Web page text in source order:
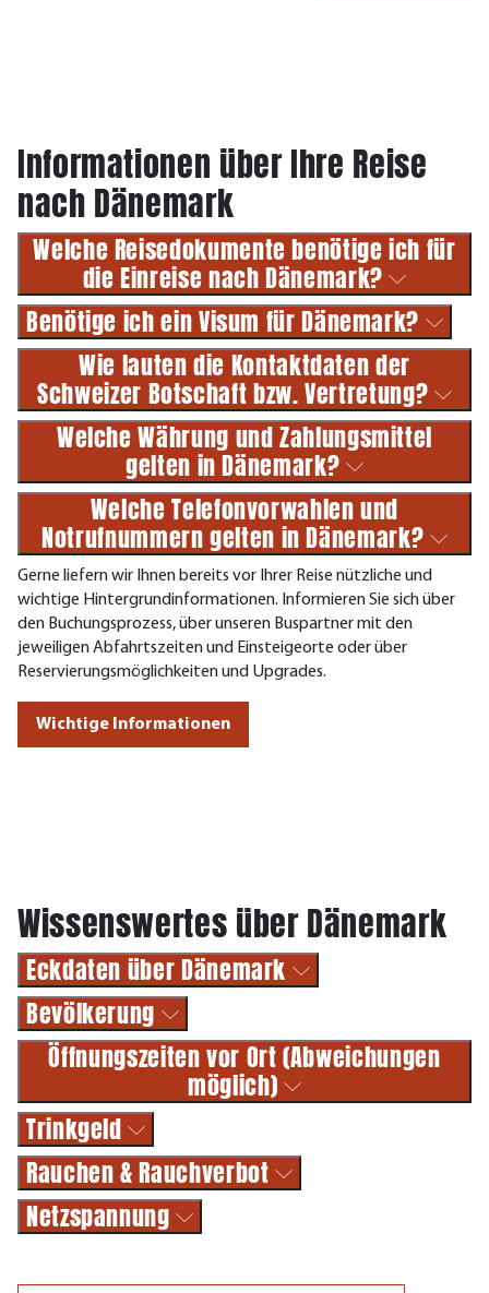
Informationen über Ihre Reise
nach Dänemark
Welche Reisedokumente benötige ich für
die Einreise nach Dänemark?
Benötige ich ein Visum für Dänemark?
Wie lauten die Kontaktdaten der
Schweizer Botschaft bzw. Vertretung?
Welche Währung und Zahlungsmittel
gelten in Dänemark?
Welche Telefonvorwahlen und
Notrufnummern gelten in Dänemark?
Gerne liefern wir Ihnen bereits vor Ihrer Reise nützliche und
wichtige Hintergrundinformationen. Informieren Sie sich über
den Buchungsprozess, über unseren Buspartner mit den
jeweiligen Abfahrtszeiten und Einsteigeorte oder über
Reservierungsmöglichkeiten und Upgrades.
Wichtige Informationen
Wissenswertes über Dänemark
Eckdaten über Dänemark
Bevölkerung
Öffnungszeiten vor Ort (Abweichungen
möglich)
Trinkgeld
Rauchen & Rauchverbot
Netzspannung